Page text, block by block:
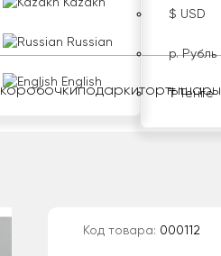
Kazakh
Russian
English
$ USD
р. Рубль
₸ Тенге
коробочкиподаркитортышары
Код товара: 000112